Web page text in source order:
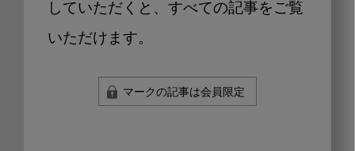
していただくと、すべての記事をご覧
いただけます。
マークの記事は会員限定